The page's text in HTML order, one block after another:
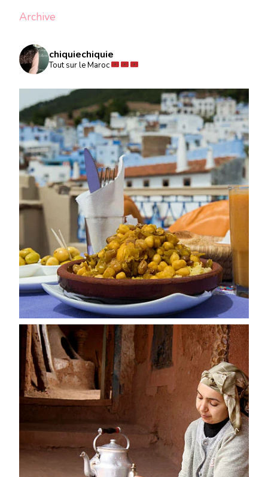
Archive
chiquiechiquie
Tout sur le Maroc